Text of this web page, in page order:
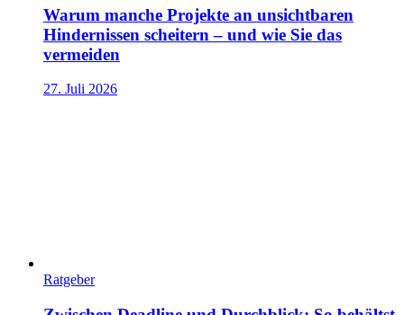
Warum manche Projekte an unsichtbaren
Hindernissen scheitern – und wie Sie das
vermeiden
27. Juli 2026
Ratgeber